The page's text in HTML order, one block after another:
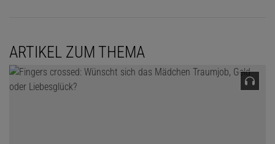
ARTIKEL ZUM THEMA